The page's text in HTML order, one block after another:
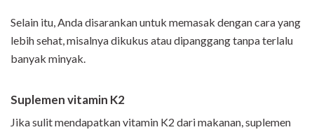
Selain itu, Anda disarankan untuk memasak dengan cara yang
lebih sehat, misalnya dikukus atau dipanggang tanpa terlalu
banyak minyak.
Suplemen vitamin K2
Jika sulit mendapatkan vitamin K2 dari makanan, suplemen